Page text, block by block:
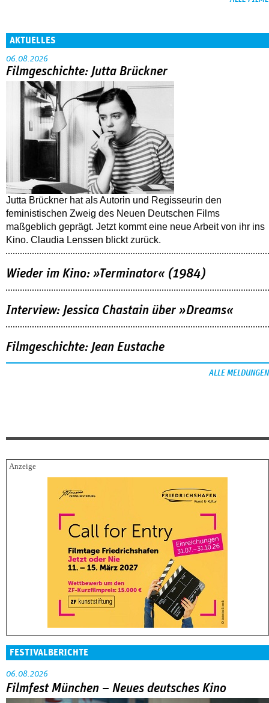
AKTUELLES
06.08.2026
Filmgeschichte: Jutta Brückner
Jutta Brückner hat als Autorin und Regisseurin den
feministischen Zweig des Neuen Deutschen Films
maßgeblich geprägt. Jetzt kommt eine neue Arbeit von ihr ins
Kino. Claudia Lenssen blickt zurück.
Wieder im Kino: »Terminator« (1984)
Interview: Jessica Chastain über »Dreams«
Filmgeschichte: Jean Eustache
ALLE MELDUNGEN
FESTIVALBERICHTE
Filmfest München – Neues deutsches Kino